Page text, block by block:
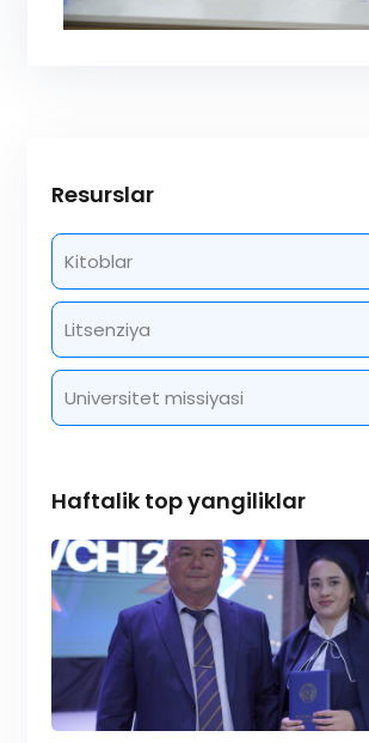
Resurslar
Kitoblar
Litsenziya
Universitet missiyasi
Haftalik top yangiliklar